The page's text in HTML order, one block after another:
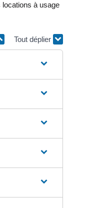
locations à usage
Tout déplier